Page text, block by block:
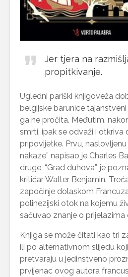
Jer tjera na
propitkivanje.
Ugledni pariški knjigoveža
belgijske barunice
ga ne pročita. Međutim,
smrti, ipak se odvaži i otkriva
pripovijetke. Prvu,
nakaze” napisao je Charles
druge, “Grad duhova”, je
kritičar Walter Benjamin.
započinje dolaskom
polinezijski otok na kojemu
sačuvao znanje o prijelazima
Knjiga se može čitati kao tri
ili po alternativnom slijedu
pretvaraju u jedinstveno
prvijenac ovog autora